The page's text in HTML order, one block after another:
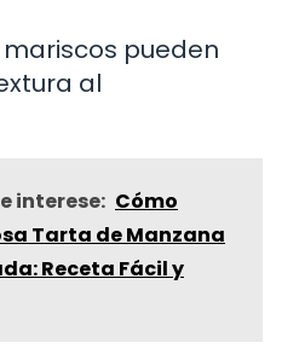
pueden
al
interese: Cómo
Tarta de Manzana
Receta Fácil y